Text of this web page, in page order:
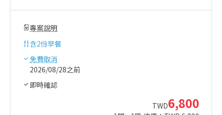
專案說明
含2份早餐
免費取消
2026/08/28之前
即時確認
TWD6,800